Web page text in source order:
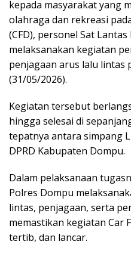
kepada masyarakat yang
olahraga dan rekreasi
(CFD), personel Sat
melaksanakan kegiatan
penjagaan arus lalu lintas
(31/05/2026).
Kegiatan tersebut
hingga selesai di
tepatnya antara simpang
DPRD Kabupaten Dompu.
Dalam pelaksanaan
Polres Dompu
lintas, penjagaan, serta
memastikan kegiatan Car
tertib, dan lancar.